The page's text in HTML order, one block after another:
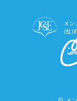
メン
(社)